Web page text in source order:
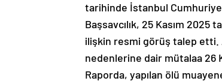
tarihinde İstanbul Cumhuriyet
Başsavcılık, 25 Kasım
ilişkin resmi görüş talep etti.
nedenlerine dair mütalaa 26
Raporda, yapılan ölü